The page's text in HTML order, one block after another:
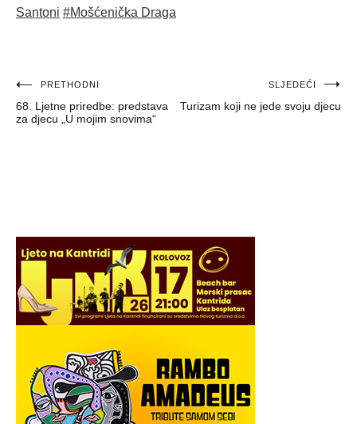
Santoni #Mošćenička Draga
Navigacija
objava
PRETHODNI
68. Ljetne priredbe: predstava
za djecu „U mojim snovima“
SLJEDEĆI
Turizam koji ne jede svoju djecu